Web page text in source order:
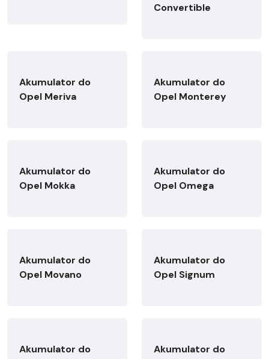
Convertible
Akumulator do
Opel Meriva
Akumulator do
Opel Monterey
Akumulator do
Opel Mokka
Akumulator do
Opel Omega
Akumulator do
Opel Movano
Akumulator do
Opel Signum
Akumulator do
Akumulator do